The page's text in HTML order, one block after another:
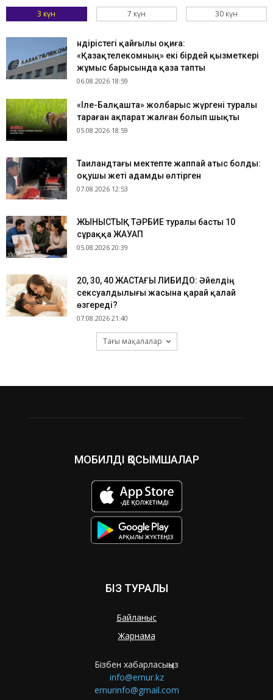
3 күн 7 күн 30 күн
Өндірістегі қайғылы оқиға:
«Қазақтелекомның» екі бірдей қызметкері
жұмыс барысында қаза тапты
06.08.2026 18:59
«Іле-Балқашта» жолбарыс жүргені туралы
тараған ақпарат жалған болып шықты
05.08.2026 18:59
Таиландтағы мектепте жаппай атыс болды:
оқушы жеті адамды өлтірген
07.08.2026 12:53
ЖЫНЫСТЫҚ ТӘРБИЕ туралы басты 10
сұраққа ЖАУАП
05.08.2026 20:39
​20, 30, 40 ЖАСТАҒЫ ЛИБИДО: Әйелдің
сексуалдылығы жасына қарай қалай
өзгереді?
07.08.2026 21:40
Тағы мақалалар
МОБИЛДІ ҚОСЫМШАЛАР
БІЗ ТУРАЛЫ
Байланыс
Жарнама
Бізбен хабарласыңыз
info@ernur.kz
ernurinfo@gmail.com